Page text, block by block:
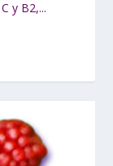
y B2,...